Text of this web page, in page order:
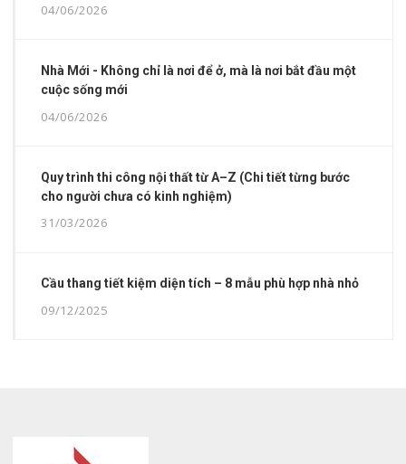
04/06/2026
Nhà Mới - Không chỉ là nơi để ở, mà là nơi bắt đầu một
cuộc sống mới
04/06/2026
Quy trình thi công nội thất từ A–Z (Chi tiết từng bước
cho người chưa có kinh nghiệm)
31/03/2026
Cầu thang tiết kiệm diện tích – 8 mẫu phù hợp nhà nhỏ
09/12/2025